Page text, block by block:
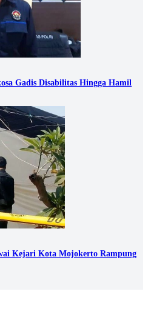
Gadis Disabilitas Hingga Hamil
Kejari Kota Mojokerto Rampung